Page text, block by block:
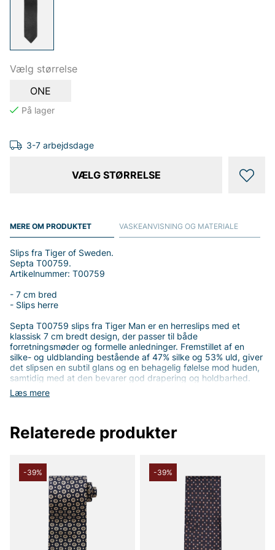
Vælg størrelse
ONE
3-7 arbejdsdage
VÆLG STØRRELSE
MERE OM PRODUKTET
Læs mere
Slips fra Tiger of Sweden.
Septa T00759.
Artikelnummer: T00759
- 7 cm bred
- Slips herre
Septa T00759 slips fra Tiger Man er en herreslips med et
klassisk 7 cm bredt design, der passer til både
forretningsmøder og formelle anledninger. Fremstillet af en
silke- og uldblanding bestående af 47% silke og 53% uld, giver
det slipsen en subtil glans og en behagelig følelse mod huden,
samtidig med at den bevarer god drapering og holdbarhed.
Den alsidige bredde på 7 cm gør den let at kombinere med de
fleste skjorter og jakker, og den passer lige så godt til mørk
Det tidløse design og det bløde stof giver et pænt,
professionelt look uden at være overdreven.
formholdenhed, så slipsen bevarer sin stil og farve gennem
mange dages brug. Septa T00759 fra Tiger Man er et
pålideligt valg for dig, der søger en veldesignet slips med god
kvalitet og langvarig anvendelighed. En praktisk og stilfuld
investering, der løfter din forretningsgarderobe - vælg Septa
T00759 og knyt din look med selvtillid.
Tak fordi du handler i vores webshop. Besøg os også i vores
VASKEANVISNING OG MATERIALE
Relaterede produkter
-39% -39%